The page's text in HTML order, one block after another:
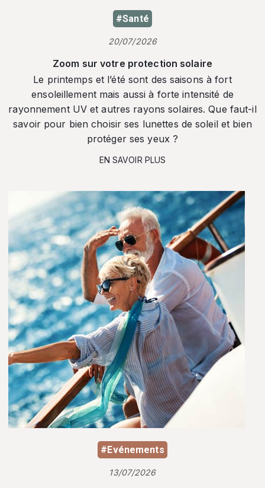
#Santé
20/07/2026
Zoom sur votre protection solaire
Le printemps et l’été sont des saisons à fort
ensoleillement mais aussi à forte intensité de
rayonnement UV et autres rayons solaires. Que faut-il
savoir pour bien choisir ses lunettes de soleil et bien
protéger ses yeux ?
EN SAVOIR PLUS
#Evénements
13/07/2026